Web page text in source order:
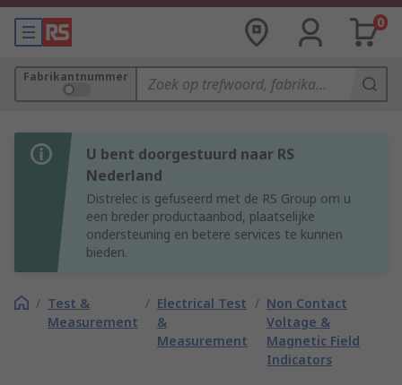
0
Fabrikantnummer
U bent doorgestuurd naar RS
Nederland
Distrelec is gefuseerd met de RS Group om u
een breder productaanbod, plaatselijke
ondersteuning en betere services te kunnen
bieden.
/ Test &
Measurement
/ Electrical Test
&
Measurement
/ Non Contact
Voltage &
Magnetic Field
Indicators